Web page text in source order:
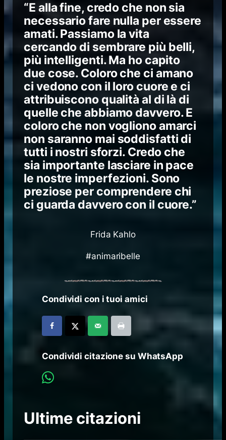
“E alla fine, credo che non sia
necessario fare nulla per essere
amati. Passiamo la vita
cercando di sembrare più belli,
più intelligenti. Ma ho capito
due cose. Coloro che ci amano
ci vedono con il loro cuore e ci
attribuiscono qualità al di là di
quelle che abbiamo davvero. E
coloro che non vogliono amarci
non saranno mai soddisfatti di
tutti i nostri sforzi. Credo che
sia importante lasciare in pace
le nostre imperfezioni. Sono
preziose per comprendere chi
ci guarda davvero con il cuore.”
Frida Kahlo
#animaribelle
Condividi con i tuoi amici
Condividi citazione su WhatsApp
Ultime citazioni